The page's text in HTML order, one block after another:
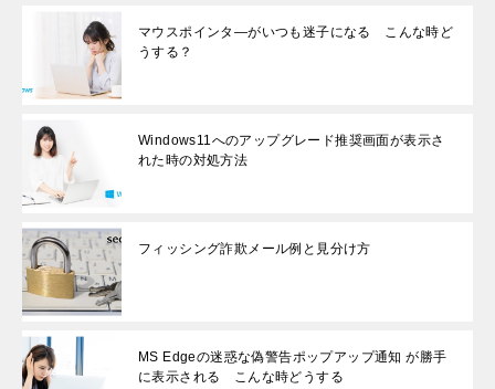
マウスポインタ―がいつも迷子になる こんな時ど
うする？
Windows11へのアップグレード推奨画面が表示さ
れた時の対処方法
フィッシング詐欺メール例と見分け方
MS Edgeの迷惑な偽警告ポップアップ通知 が勝手
に表示される こんな時どうする